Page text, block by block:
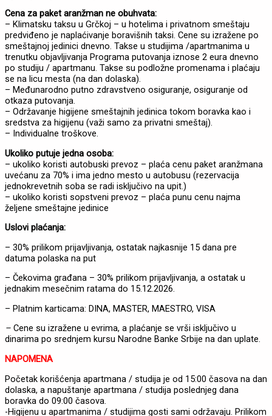
Cena za paket aranžman ne obuhvata:
– Klimatsku taksu u Grčkoj – u hotelima i privatnom smeštaju
predviđeno je naplaćivanje boravišnih taksi. Cene su izražene po
smeštajnoj jedinici dnevno. Takse u studijima /apartmanima u
trenutku objavljivanja Programa putovanja iznose 2 eura dnevno
po studiju / apartmanu. Takse su podložne promenama i plaćaju
se na licu mesta (na dan dolaska).
– Međunarodno putno zdravstveno osiguranje, osiguranje od
otkaza putovanja.
– Održavanje higijene smeštajnih jedinica tokom boravka kao i
sredstva za higijenu (važi samo za privatni smeštaj).
– Individualne troškove.
Ukoliko putuje jedna osoba:
– ukoliko koristi autobuski prevoz – plaća cenu paket aranžmana
uvećanu za 70% i ima jedno mesto u autobusu (rezervacija
jednokrevetnih soba se radi isključivo na upit.)
– ukoliko koristi sopstveni prevoz – plaća punu cenu najma
željene smeštajne jedinice
Uslovi plaćanja:
– 30% prilikom prijavljivanja, ostatak najkasnije 15 dana pre
datuma polaska na put
– Čekovima građana – 30% prilikom prijavljivanja, a ostatak u
jednakim mesečnim ratama do 15.12.2026.
– Platnim karticama: DINA, MASTER, MAESTRO, VISA
– Cene su izražene u evrima, a plaćanje se vrši isključivo u
dinarima po srednjem kursu Narodne Banke Srbije na dan uplate.
NAPOMENA
Početak korišćenja apartmana / studija je od 15:00 časova na dan
dolaska, a napuštanje apartmana / studija poslednjeg dana
boravka do 09:00 časova.
-Higijenu u apartmanima / studijima gosti sami održavaju. Prilikom